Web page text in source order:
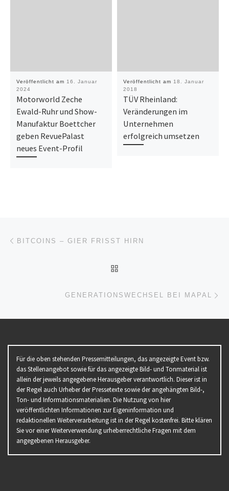
Veröffentlicht am 16. Januar
2024
Motorworld Zeche
Ewald-Ruhr und Show-
Manufaktur Boettcher
geben RevuePalast
neues Event-Profil
Veröffentlicht am 18. Januar
2018
TÜV Rheinland:
Veränderungen im
Unternehmen
erfolgreich umsetzen
Beitragsnavigation
BITCOINS – GIER FRISST HIRN
GENERATIONSWECHSEL BEI MAPAL
Für die oben stehenden Pressemitteilungen, das angezeigte Event bzw.
das Stellenangebot sowie für das angezeigte Bild- und Tonmaterial ist
allein der jeweils angegebene Herausgeber verantwortlich. Dieser ist in
der Regel auch Urheber der Pressetexte sowie der angehängten Bild-,
Ton- und Informationsmaterialien. Die Nutzung von hier
veröffentlichten Informationen zur Eigeninformation und
redaktionellen Weiterverarbeitung ist in der Regel kostenfrei. Bitte klären
Sie vor einer Weiterverwendung urheberrechtliche Fragen mit dem
angegebenen Herausgeber.